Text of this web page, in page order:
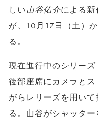
しい山谷佑介による新
が、10月17日（土）
る。
現在進行中のシリーズ
後部座席にカメラと
がらレリーズを用い
る。山谷がシャッタ